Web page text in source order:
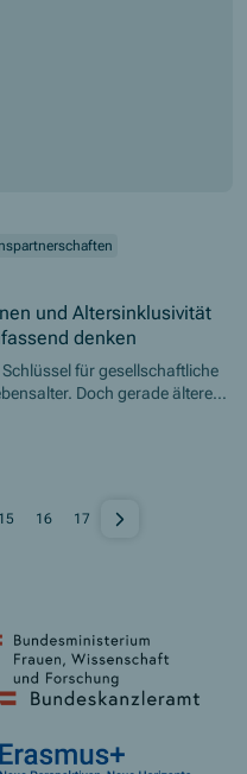
und Altersinklusivität
denken
für gesellschaftliche
Doch gerade ältere
Barrieren, wenn sie
suchen. Das
ab 55 Jahren dabei
und aktiv am
15 16 17